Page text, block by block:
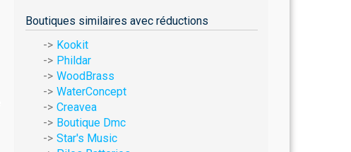
Boutiques similaires avec réductions
Kookit
Phildar
WoodBrass
WaterConcept
Creavea
Boutique Dmc
Star's Music